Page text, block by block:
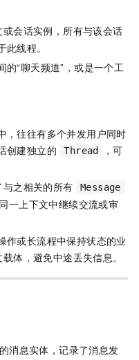
会话实例，所有与该会话
线程。
“聊天频道”，或是一个工
，往往有多个并发用户同时
创建独立的
Thread
，可
与之相关的所有 Message
一上下文中继续交流或审
作或长流程中保持状态的业
体，避免中途丢失信息。
消息实体，记录了消息发